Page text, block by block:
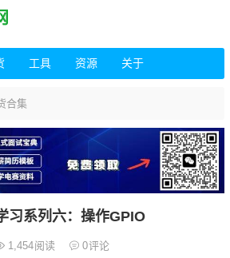
工具 资源 关于
合集
习系列六：操作GPIO
1,454阅读 0评论